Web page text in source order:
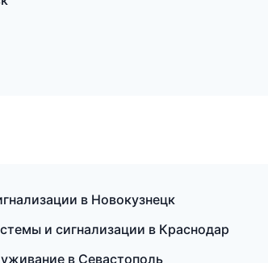
в Новокузнецк
и сигнализации в Краснодар
в Севастополь